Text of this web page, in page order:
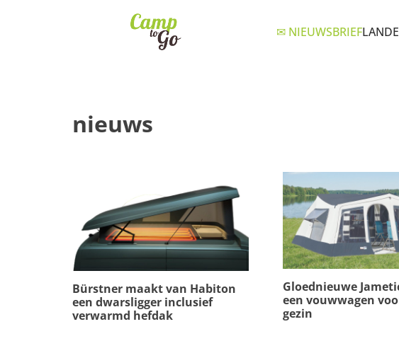
✉ NIEUWSBRIEF
nieuws
Bürstner maakt van Habiton
een dwarsligger inclusief
verwarmd hefdak
Gloednieuwe
een vouwwagen
gezin